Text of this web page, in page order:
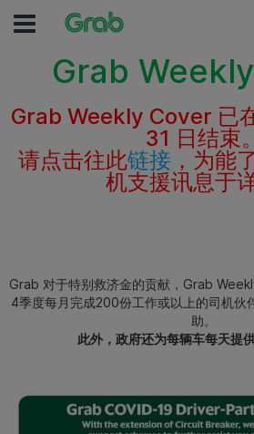
Grab
Grab Weekly Cover 已
31 日结束。
请点击往此链接 ，为能
机支援讯息于详
Grab 对于特别救济金的贡献，Grab
4季度每月完成200份工作或以上的司机
助。
此外，政府还为每辆车每天提